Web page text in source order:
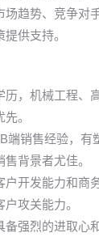
场趋势、竞争对
供支持。
历，机械工程、
。
端销售经验，有
背景者尤佳。
户开发能力和商
攻关能力。
备强烈的进取心